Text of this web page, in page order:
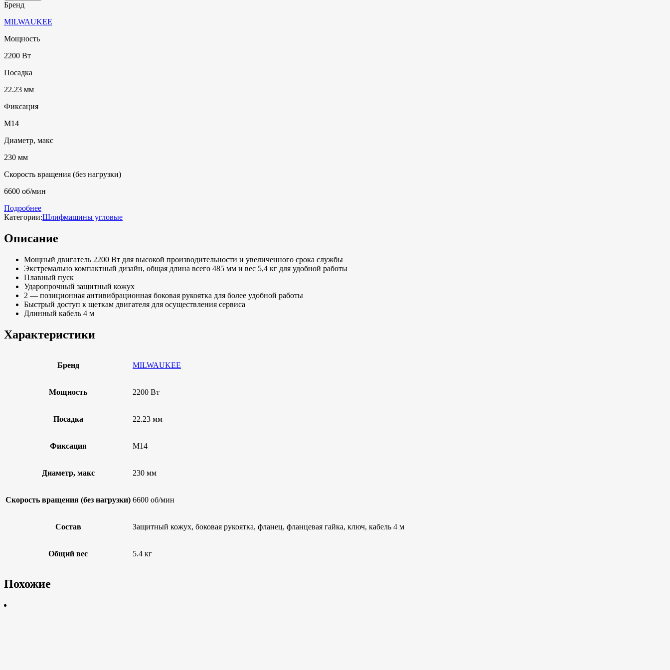
Бренд
MILWAUKEE
Мощность
2200 Вт
Посадка
22.23 мм
Фиксация
M14
Диаметр, макс
230 мм
Скорость вращения (без нагрузки)
6600 об/мин
Подробнее
Категории:Шлифмашины угловые
Описание
Мощный двигатель 2200 Вт для высокой производительности и увеличенного срока службы
Экстремально компактный дизайн, общая длина всего 485 мм и вес 5,4 кг для удобной работы
Плавный пуск
Ударопрочный защитный кожух
2 — позиционная антивибрационная боковая рукоятка для более удобной работы
Быстрый доступ к щеткам двигателя для осуществления сервиса
Длинный кабель 4 м
Характеристики
Бренд MILWAUKEE
Мощность 2200 Вт
Посадка 22.23 мм
Фиксация M14
Диаметр, макс 230 мм
Скорость вращения (без нагрузки) 6600 об/мин
Состав Защитный кожух, боковая рукоятка, фланец, фланцевая гайка, ключ, кабель 4 м
Общий вес 5.4 кг
Похожие